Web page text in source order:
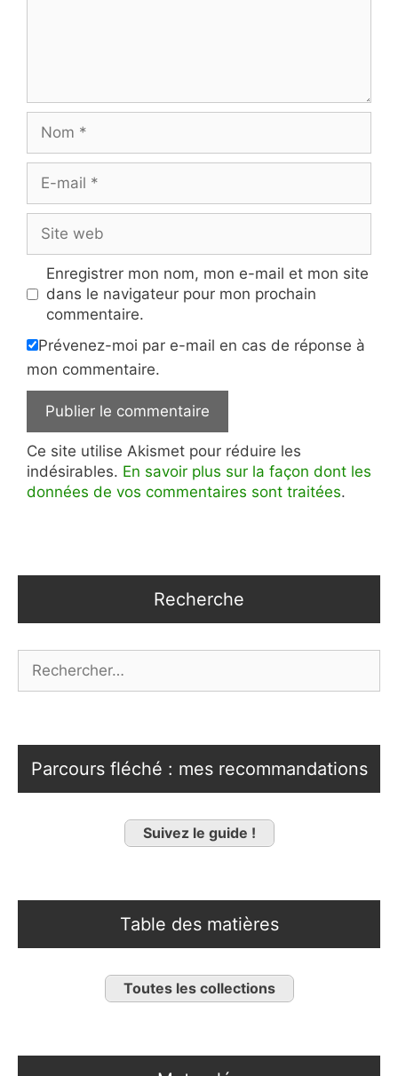
mail
web
Enregistrer mon nom, mon e-mail et mon site
dans le navigateur pour mon prochain
commentaire.
Prévenez-moi par e-mail en cas de réponse à
mon commentaire.
Ce site utilise Akismet pour réduire les
indésirables. En savoir plus sur la façon dont les
données de vos commentaires sont traitées.
Recherche
Parcours fléché : mes recommandations
Suivez le guide !
Table des matières
Toutes les collections